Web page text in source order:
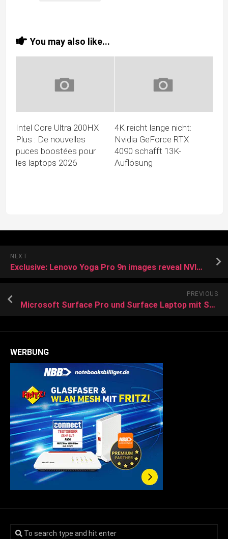
You may also like...
Intel Core Ultra 200HX
Plus : De nouvelles
puces boostées pour
les laptops 2026
4K reicht lange nicht:
Nvidia GeForce RTX
4090 schafft 13K-
Auflösung
NEXT
Exclusive: Lenovo Yoga Pro 9n images reveal NVIDIA RTX Spark’s MacBook Pro killer
PREVIOUS
Microsoft Surface Pro und Surface Laptop mit Snapdragon X2 vorgestellt
WERBUNG